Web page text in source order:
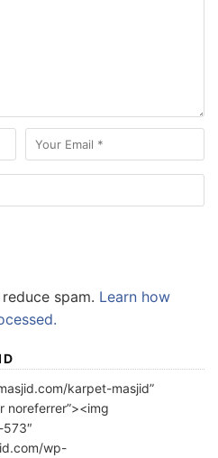
spam. Learn how
karpet-masjid”
noreferrer”><img
wp-